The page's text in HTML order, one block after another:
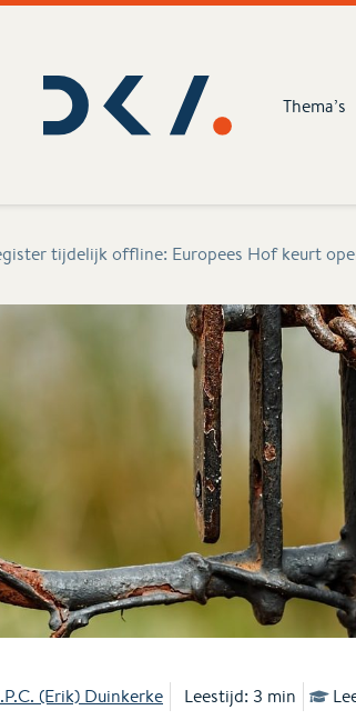
Thema’s
tijdelijk offline: Europees Hof keurt
(Erik) Duinkerke Leestijd: 3 min